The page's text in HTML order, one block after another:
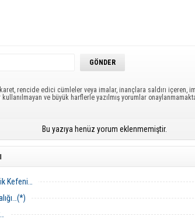
rencide edici cümleler veya imalar, inançlara saldırı içeren,
ve büyük harflerle yazılmış yorumlar
Bu yazıya henüz yorum eklenmemiştir.
Kefeni…